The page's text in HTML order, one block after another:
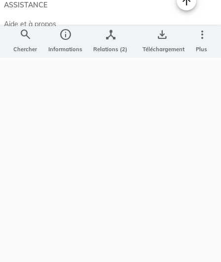
search
Chercher
info
Informations
device_hub
Relations (2)
save_alt
Téléchargement
more_vert
Plus
ASSISTANCE
Aide et à propos